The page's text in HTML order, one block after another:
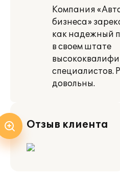
Компания
бизнеса»
как надежный
в своем штате
специалистов.
довольны.
Отзыв клиента